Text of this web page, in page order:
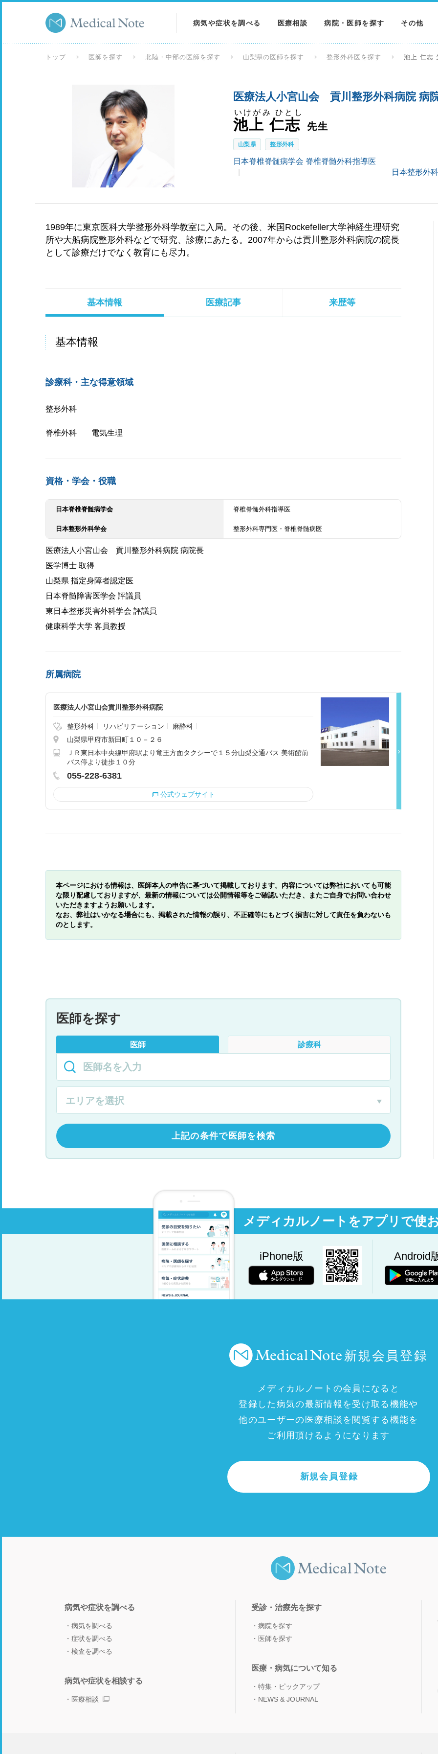
病気や症状を調べる
検査を調べる
医療相談 病院・医師を探す その他
トップ 医師を探す 北陸・中部の医師を探す 山梨県の医師を探す 整形外科医を探す 池上 仁志
医療法人小宮山会 貢川整形外科病院 病
池上 仁志
いけがみ ひとし
先生
山梨県 整形外科
日本脊椎脊髄病学会 脊椎脊髄外科指導医
日本整形外
1989年に東京医科大学整形外科学教室に入局。その後、米国Rockefeller大学神経生理研究
所や大船病院整形外科などで研究、診療にあたる。2007年からは貢川整形外科病院の院長
として診療だけでなく教育にも尽力。
基本情報 医療記事 来歴等
基本情報
診療科・主な得意領域
整形外科
脊椎外科 電気生理
資格・学会・役職
日本脊椎脊髄病学会 脊椎脊髄外科指導医
日本整形外科学会 整形外科専門医・脊椎脊髄病医
医療法人小宮山会 貢川整形外科病院 病院長
医学博士 取得
山梨県 指定身障者認定医
日本脊髄障害医学会 評議員
東日本整形災害外科学会 評議員
健康科学大学 客員教授
所属病院
医療法人小宮山会貢川整形外科病院
整形外科 リハビリテーション
麻酔科
山梨県甲府市新田町１０－２６
ＪＲ東日本中央線甲府駅より竜王方面タクシーで１５分山梨交通バス 美術館前
バス停より徒歩１０分
055-228-6381
公式ウェブサイト
本ページにおける情報は、医師本人の申告に基づいて掲載しております。内容については弊社においても可能
な限り配慮しておりますが、最新の情報については公開情報等をご確認いただき、またご自身でお問い合わせ
いただきますようお願いします。
なお、弊社はいかなる場合にも、掲載された情報の誤り、不正確等にもとづく損害に対して責任を負わないも
のとします。
医師を探す
医師 診療科
上記の条件で医師を検索
メディカルノートをアプリで使
iPhone版 Android
新規会員登録
メディカルノートの会員になると
登録した病気の最新情報を受け取る機能や
他のユーザーの医療相談を閲覧する機能を
ご利用頂けるようになります
新規会員登録
病気や症状を調べる
病気を調べる
症状を調べる
検査を調べる
病気や症状を相談する
医療相談
受診・治療先を探す
病院を探す
医師を探す
医療・病気について知る
特集・ピックアップ
NEWS & JOURNAL